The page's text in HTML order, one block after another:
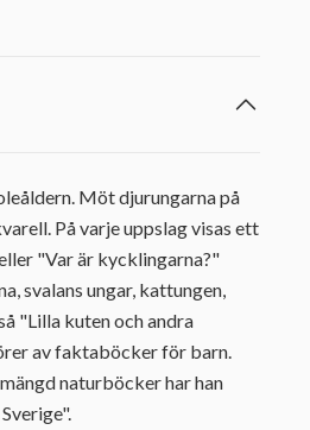
Möt djurungarna på
På varje uppslag visas ett
"Var är kycklingarna?"
svalans ungar, kattungen,
"Lilla kuten och andra
av faktaböcker för barn.
naturböcker har han